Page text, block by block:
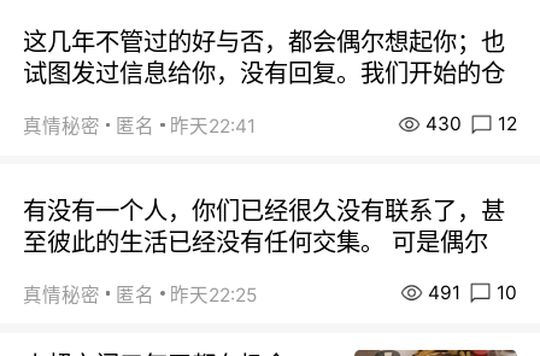
这几年不管过的好与否，都会偶尔想起你；也
试图发过信息给你，没有回复。我们开始的仓
真情秘密 匿名 昨天22:41 430 12
有没有一个人，你们已经很久没有联系了，甚
至彼此的生活已经没有任何交集。 可是偶尔
真情秘密 匿名 昨天22:25 491 10